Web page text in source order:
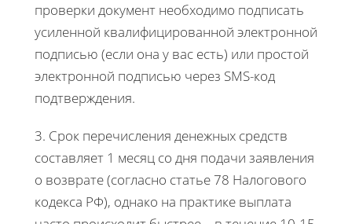
проверки документ необходимо подписать
усиленной квалифицированной электронной
подписью (если она у вас есть) или простой
электронной подписью через SMS-код
подтверждения.
3. Срок перечисления денежных средств
составляет 1 месяц со дня подачи заявления
о возврате (согласно статье 78 Налогового
кодекса РФ), однако на практике выплата